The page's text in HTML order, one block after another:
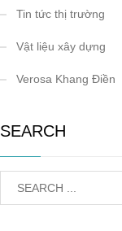
Tin tức thị trường
Vật liệu xây dựng
Verosa Khang Điền
SEARCH